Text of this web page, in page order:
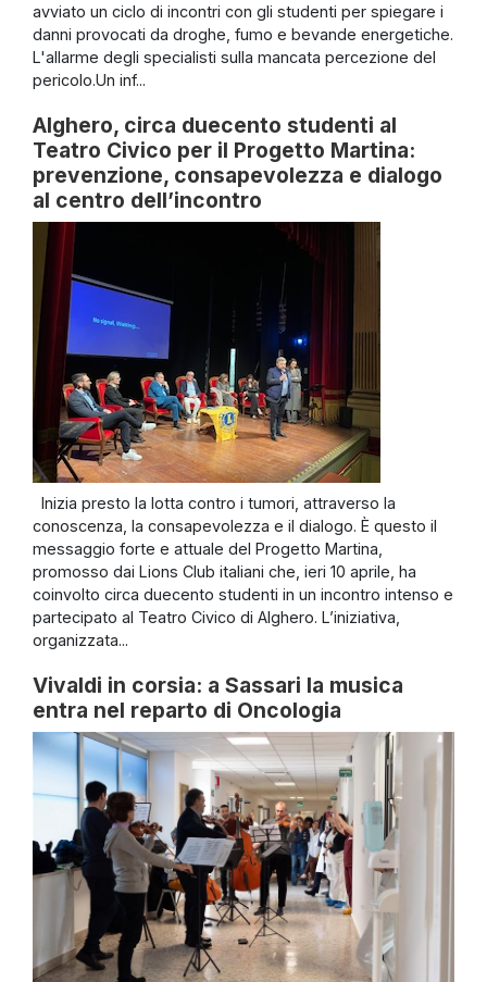
avviato un ciclo di incontri con gli studenti per spiegare i
danni provocati da droghe, fumo e bevande energetiche.
L'allarme degli specialisti sulla mancata percezione del
pericolo.Un inf...
Alghero, circa duecento studenti al
Teatro Civico per il Progetto Martina:
prevenzione, consapevolezza e dialogo
al centro dell’incontro
Inizia presto la lotta contro i tumori, attraverso la
conoscenza, la consapevolezza e il dialogo. È questo il
messaggio forte e attuale del Progetto Martina,
promosso dai Lions Club italiani che, ieri 10 aprile, ha
coinvolto circa duecento studenti in un incontro intenso e
partecipato al Teatro Civico di Alghero. L’iniziativa,
organizzata...
Vivaldi in corsia: a Sassari la musica
entra nel reparto di Oncologia